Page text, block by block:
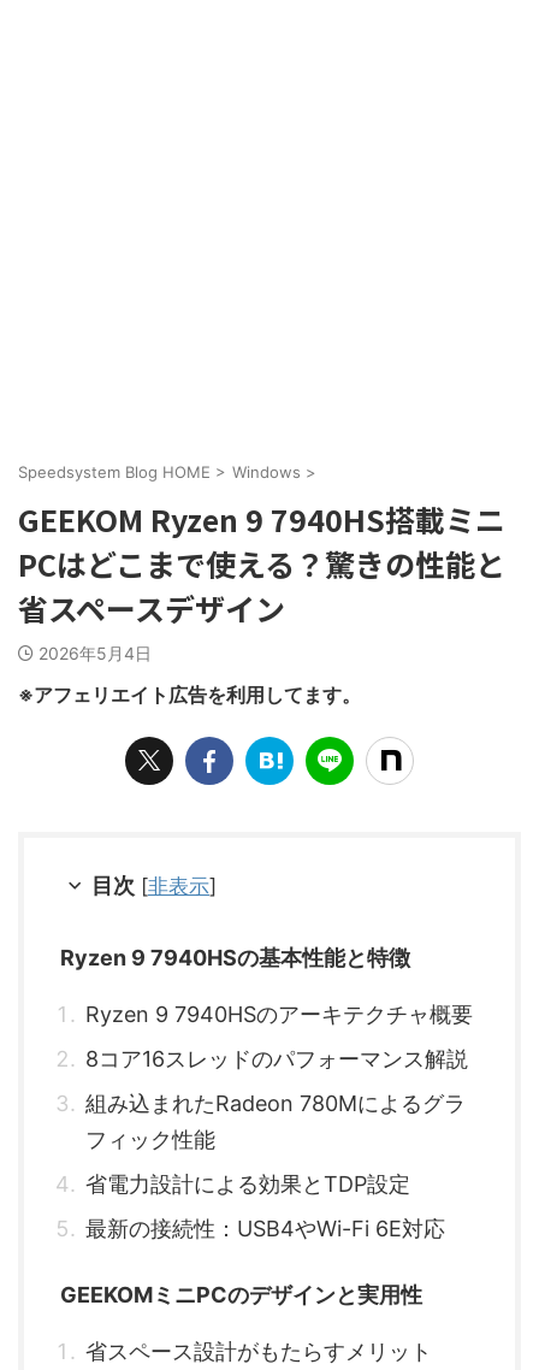
Speedsystem Blog HOME > Windows >
GEEKOM Ryzen 9 7940HS搭載ミニ
PCはどこまで使える？驚きの性能と
省スペースデザイン
2026年5月4日
※アフェリエイト広告を利用してます。
目次 [非表示]
Ryzen 9 7940HSの基本性能と特徴
Ryzen 9 7940HSのアーキテクチャ概要
8コア16スレッドのパフォーマンス解説
組み込まれたRadeon 780Mによるグラ
フィック性能
省電力設計による効果とTDP設定
最新の接続性：USB4やWi-Fi 6E対応
GEEKOMミニPCのデザインと実用性
省スペース設計がもたらすメリット